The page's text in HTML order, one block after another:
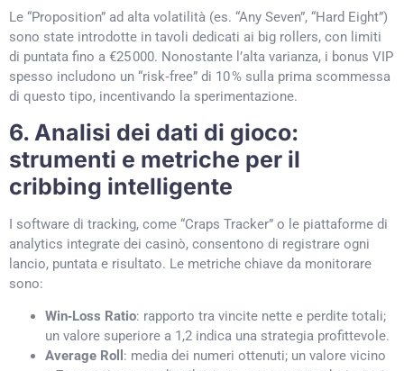
Le “Proposition” ad alta volatilità (es. “Any Seven”, “Hard Eight”)
sono state introdotte in tavoli dedicati ai big rollers, con limiti
di puntata fino a €25 000. Nonostante l’alta varianza, i bonus VIP
spesso includono un “risk‑free” di 10 % sulla prima scommessa
di questo tipo, incentivando la sperimentazione.
6. Analisi dei dati di gioco:
strumenti e metriche per il
cribbing intelligente
I software di tracking, come “Craps Tracker” o le piattaforme di
analytics integrate dei casinò, consentono di registrare ogni
lancio, puntata e risultato. Le metriche chiave da monitorare
sono:
Win‑Loss Ratio: rapporto tra vincite nette e perdite totali;
un valore superiore a 1,2 indica una strategia profittevole.
Average Roll : media dei numeri ottenuti; un valore vicino